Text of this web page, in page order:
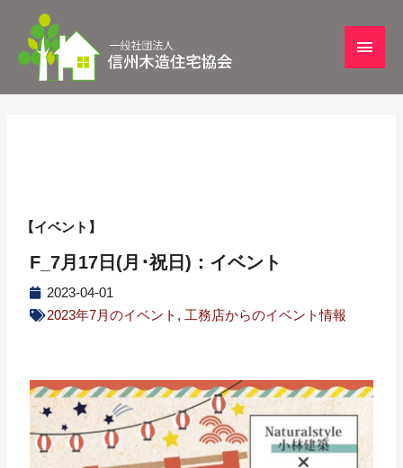
【イベント】
F_7月17日(月･祝日)：イベント
2023-04-01
2023年7月のイベント , 工務店からのイベント情報